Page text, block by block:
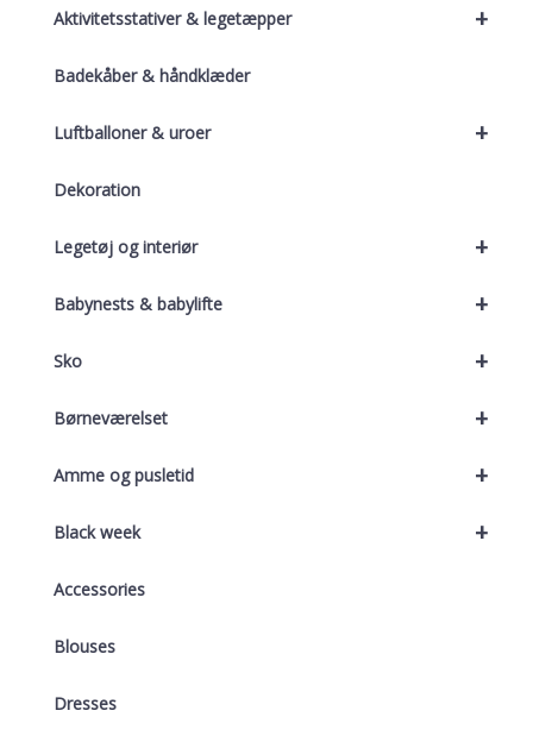
+
Aktivitetsstativer & legetæpper
Badekåber & håndklæder
+
Luftballoner & uroer
Dekoration
+
Legetøj og interiør
+
Babynests & babylifte
+
Sko
+
Børneværelset
+
Amme og pusletid
+
Black week
Accessories
Blouses
Dresses